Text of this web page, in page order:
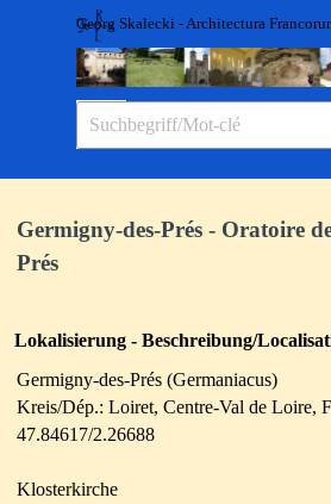
Direkt zum Seiteninhalt
Georg Skalecki - Architectura
Germigny-des-Prés - Oratoire
Prés
Lokalisierung - Beschreibung/
Germigny-des-Prés (Germaniacus)
Kreis/Dép.: Loiret, Centre-Val de Loire, F
47.84617/2.26688
Klosterkirche